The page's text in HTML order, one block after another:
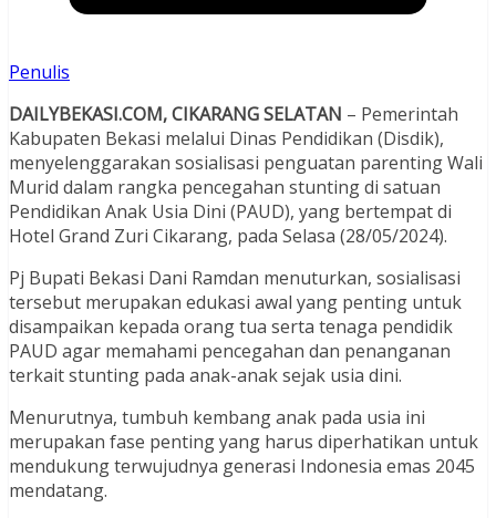
Penulis
DAILYBEKASI.COM, CIKARANG SELATAN – Pemerintah
Kabupaten Bekasi melalui Dinas Pendidikan (Disdik),
menyelenggarakan sosialisasi penguatan parenting Wali
Murid dalam rangka pencegahan stunting di satuan
Pendidikan Anak Usia Dini (PAUD), yang bertempat di
Hotel Grand Zuri Cikarang, pada Selasa (28/05/2024).
Pj Bupati Bekasi Dani Ramdan menuturkan, sosialisasi
tersebut merupakan edukasi awal yang penting untuk
disampaikan kepada orang tua serta tenaga pendidik
PAUD agar memahami pencegahan dan penanganan
terkait stunting pada anak-anak sejak usia dini.
Menurutnya, tumbuh kembang anak pada usia ini
merupakan fase penting yang harus diperhatikan untuk
mendukung terwujudnya generasi Indonesia emas 2045
mendatang.